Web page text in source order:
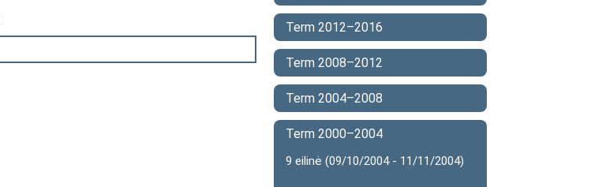
Term 2012–2016
Term 2008–2012
Term 2004–2008
Term 2000–2004
9 eilinė (09/10/2004 - 11/11/2004)